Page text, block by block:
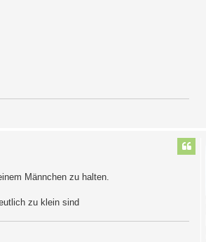
Männchen zu halten.
zu klein sind